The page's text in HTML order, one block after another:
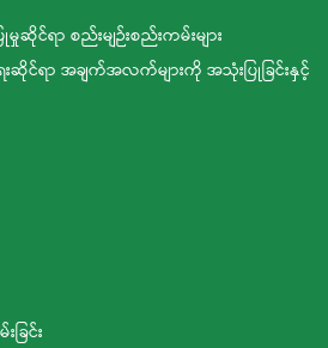
ဆိုင်ရာ စည်းမျဉ်းစည်းကမ်းများ
ေးဆိုင်ရာ အချက်အလက်များကို အသုံးပြုခြင်းနှင့်
ခြင်း